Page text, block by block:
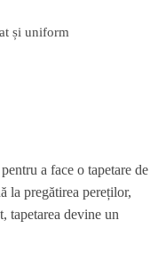
și uniform
a face o tapetare de
la pregătirea pereților,
tapetarea devine un